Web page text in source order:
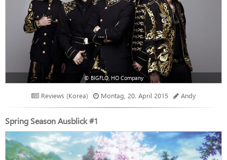
© BIGFLO, HO Company
Reviews (Korea) Montag, 20. April 2015 Andy
Spring Season Ausblick #1